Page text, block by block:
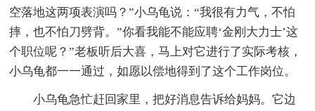
空落地这两项表演吗？”小乌龟说：“我很有力气，不怕
摔，也不怕刀劈背。”你看我能不能应聘‘金刚大力士’这
个职位呢？”老板听后大喜，马上对它进行了实际考核，
小乌龟都一一通过，如愿以偿地得到了这个工作岗位。
小乌龟急忙赶回家里，把好消息告诉给妈妈。它边